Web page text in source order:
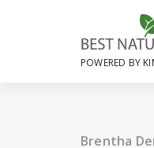
POWERED BY
Brentha